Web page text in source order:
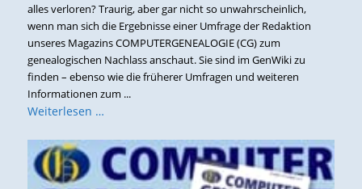
alles verloren? Traurig, aber gar nicht so unwahrscheinlich,
wenn man sich die Ergebnisse einer Umfrage der Redaktion
unseres Magazins COMPUTERGENEALOGIE (CG) zum
genealogischen Nachlass anschaut. Sie sind im GenWiki zu
finden – ebenso wie die früherer Umfragen und weiteren
Informationen zum ...
Weiterlesen …